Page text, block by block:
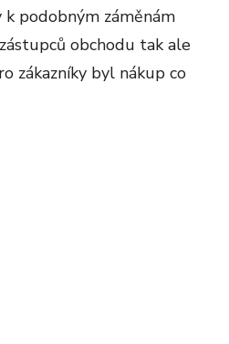
podobným záměnám
obchodu tak ale
zákazníky byl nákup co